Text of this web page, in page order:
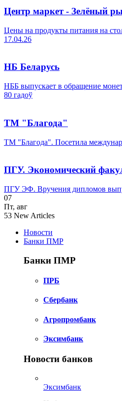
Центр маркет - Зелёный
Цены на продукты питания на
17.04.26
НБ Беларусь
НББ выпускает в обращение
80 гадоў
ТМ "Благода"
ТМ "Благода". Посетила
ПГУ. Экономический
ПГУ ЭФ. Вручения дипломов
07
Пт, авг
53 New Articles
Новости
Банки ПМР
Банки ПМР
ПРБ
Сбербанк
Агропромбанк
Эксимбанк
Новости банков
Эксимбанк